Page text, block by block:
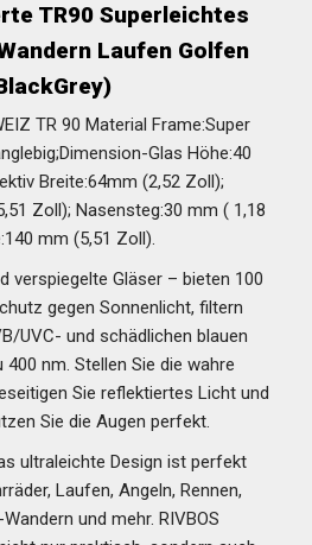
TR90 Superleichtes
Laufen Golfen
TR 90 Material Frame:Super
Glas Höhe:40
Breite:64mm (2,52 Zoll);
Zoll); Nasensteg:30 mm ( 1,18
mm (5,51 Zoll).
verspiegelte Gläser – bieten 100
gegen Sonnenlicht, filtern
UVC- und schädlichen blauen
nm. Stellen Sie die wahre
Sie reflektiertes Licht und
Sie die Augen perfekt.
ultraleichte Design ist perfekt
Laufen, Angeln, Rennen,
und mehr. RIVBOS